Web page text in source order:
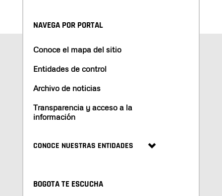
NAVEGA POR PORTAL
Conoce el mapa del sitio
Entidades de control
Archivo de noticias
Transparencia y acceso a la
información
CONOCE NUESTRAS ENTIDADES
BOGOTA TE ESCUCHA